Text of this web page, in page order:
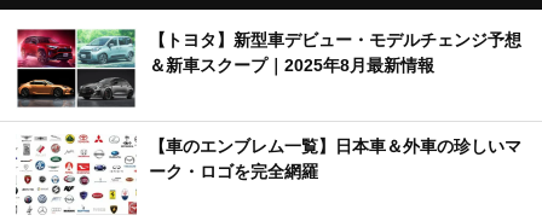
【トヨタ】新型車デビュー・モデルチェンジ予想
＆新車スクープ｜2025年8月最新情報
【車のエンブレム一覧】日本車＆外車の珍しいマ
ーク・ロゴを完全網羅